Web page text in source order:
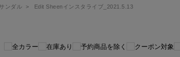
サンダル > Edit Sheenインスタライブ_2021.5.13
全カラー 在庫あり 予約商品を除く クーポン対象